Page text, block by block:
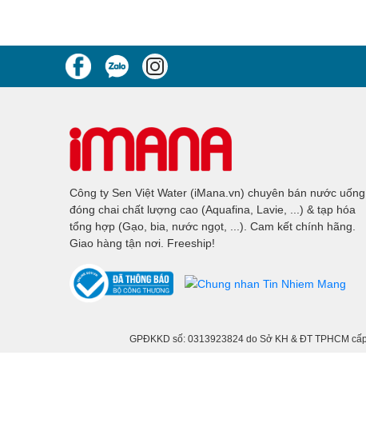
Công ty Sen Việt Water (iMana.vn) chuyên bán nước uống
đóng chai chất lượng cao (Aquafina, Lavie, ...) & tạp hóa
tổng hợp (Gạo, bia, nước ngọt, ...). Cam kết chính hãng.
Giao hàng tận nơi. Freeship!
GPĐKKD số: 0313923824 do Sở KH & ĐT TPHCM